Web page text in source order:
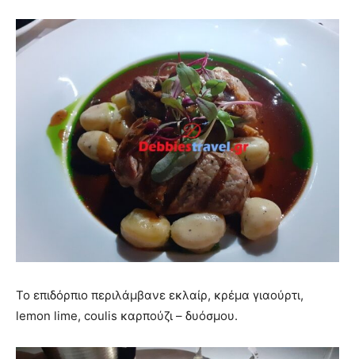
Το επιδόρπιο περιλάμβανε εκλαίρ, κρέμα γιαούρτι,
lemon lime, coulis καρπούζι – δυόσμου.